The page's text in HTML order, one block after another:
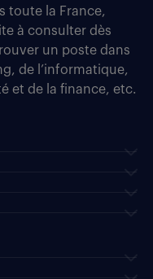
toute la France,
à consulter dès
un poste dans
de l’informatique,
et de la finance, etc.